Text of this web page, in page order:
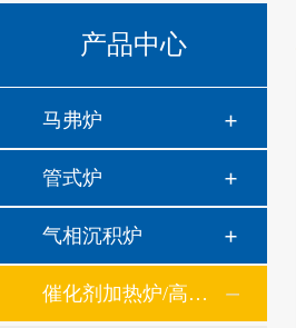
产品中心
马弗炉
管式炉
气相沉积炉
催化剂加热炉/高温高压炉